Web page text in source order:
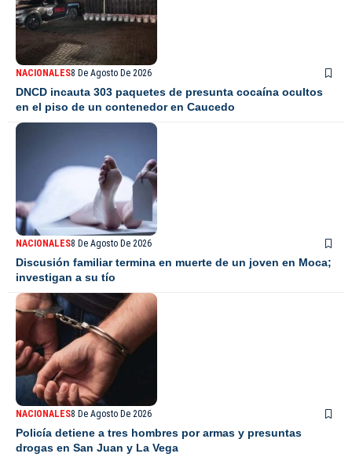
NACIONALES8 De Agosto De 2026
DNCD incauta 303 paquetes de presunta cocaína ocultos
en el piso de un contenedor en Caucedo
NACIONALES8 De Agosto De 2026
Discusión familiar termina en muerte de un joven en Moca;
investigan a su tío
NACIONALES8 De Agosto De 2026
Policía detiene a tres hombres por armas y presuntas
drogas en San Juan y La Vega